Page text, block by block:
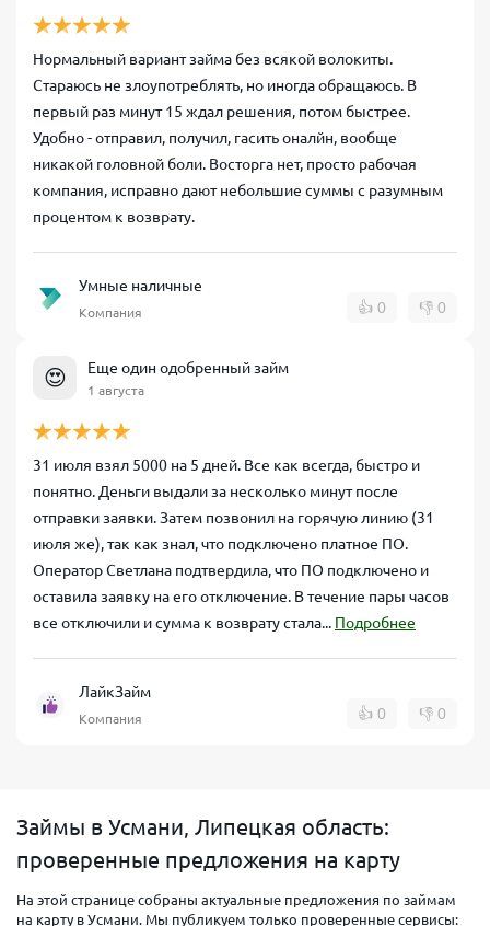
Нормальный вариант займа без всякой волокиты.
Стараюсь не злоупотреблять, но иногда обращаюсь. В
первый раз минут 15 ждал решения, потом быстрее.
Удобно - отправил, получил, гасить оналйн, вообще
никакой головной боли. Восторга нет, просто рабочая
компания, исправно дают небольшие суммы с разумным
процентом к возврату.
Умные наличные
Компания 👍 0 👎 0
😍 Еще один одобренный займ
1 августа
31 июля взял 5000 на 5 дней. Все как всегда, быстро и
понятно. Деньги выдали за несколько минут после
отправки заявки. Затем позвонил на горячую линию (31
июля же), так как знал, что подключено платное ПО.
Оператор Светлана подтвердила, что ПО подключено и
оставила заявку на его отключение. В течение пары часов
все отключили и сумма к возврату стала... Подробнее
ЛайкЗайм
Компания 👍 0 👎 0
Займы в Усмани, Липецкая область:
проверенные предложения на карту
На этой странице собраны актуальные предложения по займам
на карту в Усмани. Мы публикуем только проверенные сервисы: